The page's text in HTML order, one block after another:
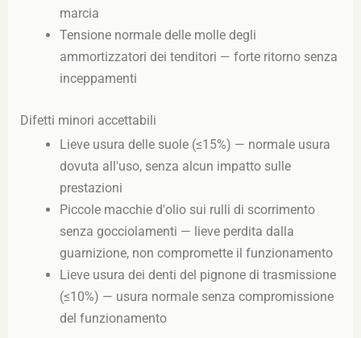
marcia
Tensione normale delle molle degli
ammortizzatori dei tenditori — forte ritorno senza
inceppamenti
Difetti minori accettabili
Lieve usura delle suole (≤15%) — normale usura
dovuta all'uso, senza alcun impatto sulle
prestazioni
Piccole macchie d'olio sui rulli di scorrimento
senza gocciolamenti — lieve perdita dalla
guarnizione, non compromette il funzionamento
Lieve usura dei denti del pignone di trasmissione
(≤10%) — usura normale senza compromissione
del funzionamento